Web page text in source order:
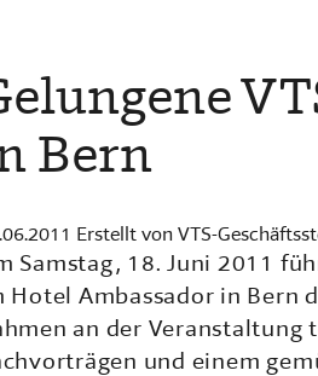
Bern
Erstellt von VTS-
Samstag, 18. Juni 2011
Hotel Ambassador in Bern
an der
und einem